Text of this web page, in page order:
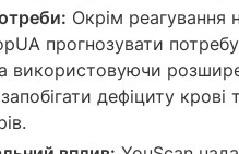
Окрім реагування
прогнозувати
використовуючи
дефіциту крові